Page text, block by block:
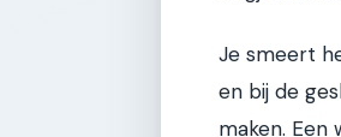
Je smeert
en bij de
maken. Een